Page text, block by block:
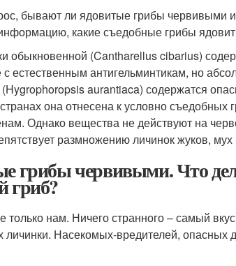
бывают ли ядовитые грибы червивыми
какие съедобные грибы
обыкновенной (Cantharellus cibarius)
естественным антигельминтикам, но
aurantiaca) содержатся
она отнесена к условно
Однако вещества не действуют на
размножению личинок жуков,
грибы червивыми. Что
гриб?
только нам. Ничего странного – самый
личинки. Насекомых-вредителей, опасных